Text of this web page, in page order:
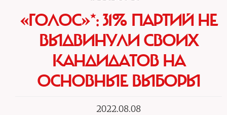
«ГОЛОС»*: 31% ПАРТИЙ НЕ
ВЫДВИНУЛИ СВОИХ
КАНДИДАТОВ НА
ОСНОВНЫЕ ВЫБОРЫ
2022.08.08